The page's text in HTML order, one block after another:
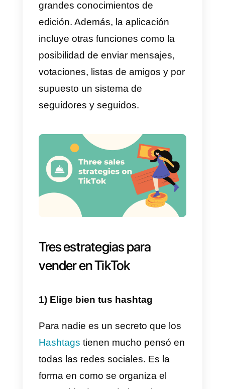
haciendo. Su crecimiento
ha tenido una velocidad
alarmante. Según portales
chinos, la aplicación ya tiene
de130 millones de usuarios
activos diarios.
En pocas palabras. TikTok
app que permite crear, editar y
subir videos musicales de poca
duración. A los mismos, se les
añadirles un fondo musical.
También tiene algunas funciones
llamativos efectos especiales,
filtros, y características de
realidad aumentada.
Cabe destacar que la aplicación